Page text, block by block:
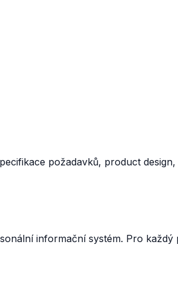
požadavků, product
informační systém. Pro každý